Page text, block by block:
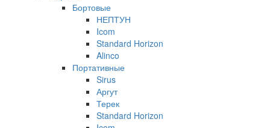
Бортовые
НЕПТУН
Icom
Standard Horizon
Alinco
Портативные
Sirus
Аргут
Терек
Standard Horizon